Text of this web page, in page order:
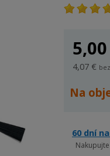
4,07 €
Na
60 dní